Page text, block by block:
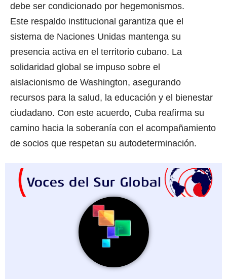
debe ser condicionado por hegemonismos.
Este respaldo institucional garantiza que el
sistema de Naciones Unidas mantenga su
presencia activa en el territorio cubano. La
solidaridad global se impuso sobre el
aislacionismo de Washington, asegurando
recursos para la salud, la educación y el bienestar
ciudadano. Con este acuerdo, Cuba reafirma su
camino hacia la soberanía con el acompañamiento
de socios que respetan su autodeterminación.